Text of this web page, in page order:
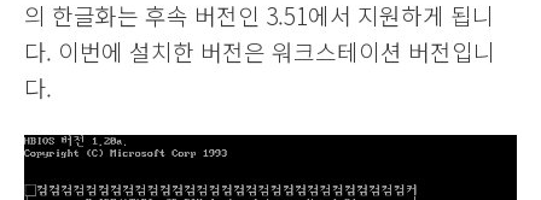
의 한글화는 후속 버전인 3.51에서 지원하게 됩니
다. 이번에 설치한 버전은 워크스테이션 버전입니
다.